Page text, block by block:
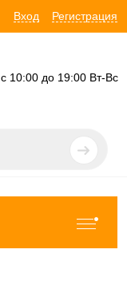
Вход Регистрация
с 10:00 до 19:00 Вт-Вс